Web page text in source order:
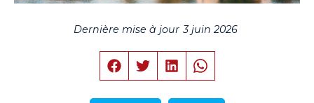
Dernière mise à jour 3 juin 2026